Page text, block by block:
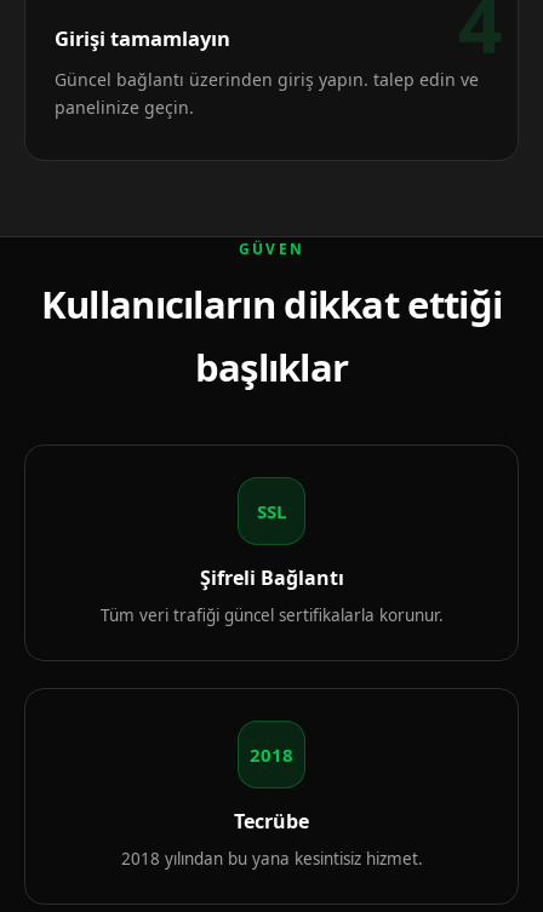
4
Girişi tamamlayın
Güncel bağlantı üzerinden giriş yapın. talep edin ve
panelinize geçin.
GÜVEN
Kullanıcıların dikkat ettiği
başlıklar
SSL
Şifreli Bağlantı
Tüm veri trafiği güncel sertifikalarla korunur.
2018
Tecrübe
2018 yılından bu yana kesintisiz hizmet.